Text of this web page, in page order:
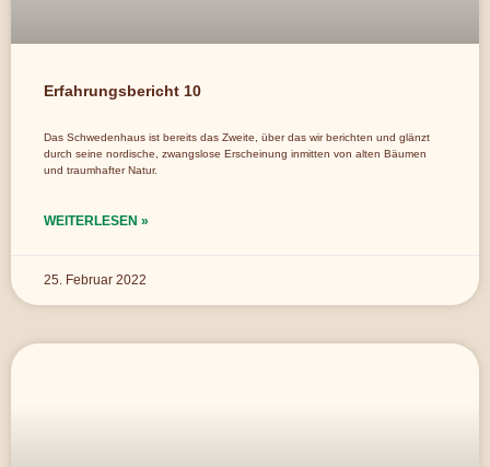
Erfahrungsbericht 10
Das Schwedenhaus ist bereits das Zweite, über das wir berichten und glänzt
durch seine nordische, zwangslose Erscheinung inmitten von alten Bäumen
und traumhafter Natur.
WEITERLESEN »
25. Februar 2022